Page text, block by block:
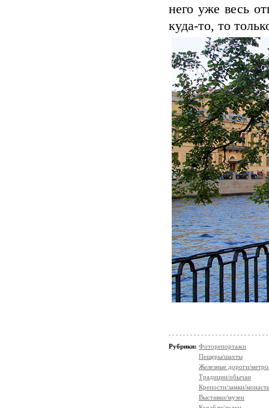
него уже весь
куда-то, то
Рубрики: Фоторепортажи
Пещеры/шахты
Железные дороги/
Традиции/обычаи
Крепости/замки/
Выставки/музеи